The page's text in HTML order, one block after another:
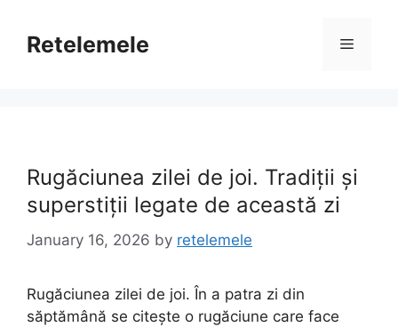
contentRetelemele Menu
Rugăciunea zilei de joi. Tradiții și
superstiții legate de această zi
January 16, 2026 by retelemele
Rugăciunea zilei de joi. În a patra zi din
săptămână se citește o rugăciune care face